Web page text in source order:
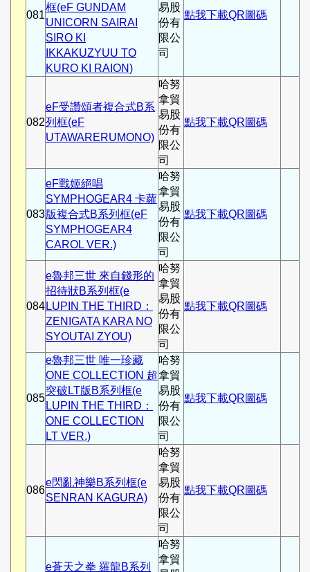
081
框(eF GUNDAM
UNICORN SAIRAI
SIRO KI
IKKAKUZYUU TO
KURO KI RAION)
易股
份有
限公
司
點我下載QR圖碼
082
eF受讚頌者複合式B系
列框(eF
UTAWARERUMONO)
哈努
拿貿
易股
份有
限公
司
點我下載QR圖碼
083
eF戰姬絕唱
SYMPHOGEAR4 卡蘿
版複合式B系列框(eF
SYMPHOGEAR4
CAROL VER.)
哈努
拿貿
易股
份有
限公
司
點我下載QR圖碼
084
e魯邦三世 來自錢形的
招待狀B系列框(e
LUPIN THE THIRD：
ZENIGATA KARA NO
SYOUTAI ZYOU)
哈努
拿貿
易股
份有
限公
司
點我下載QR圖碼
085
e魯邦三世 唯一珍藏
ONE COLLECTION 超
突破LT版B系列框(e
LUPIN THE THIRD：
ONE COLLECTION
LT VER.)
哈努
拿貿
易股
份有
限公
司
點我下載QR圖碼
086
e閃亂神樂B系列框(e
SENRAN KAGURA)
哈努
拿貿
易股
份有
限公
司
點我下載QR圖碼
e蒼天之拳 羅龍B系列
哈努
拿貿